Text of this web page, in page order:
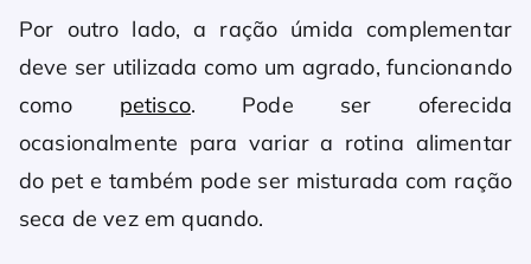
Por outro lado, a ração úmida complementar
deve ser utilizada como um agrado, funcionando
como petisco. Pode ser oferecida
ocasionalmente para variar a rotina alimentar
do pet e também pode ser misturada com ração
seca de vez em quando.